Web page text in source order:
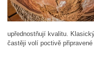
upřednostňují kvalitu.
častěji volí poctivě